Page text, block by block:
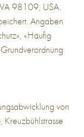
98109, USA.
Angaben
, «Häufig
von